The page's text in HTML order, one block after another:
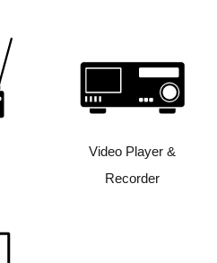
Video Player &
Recorder